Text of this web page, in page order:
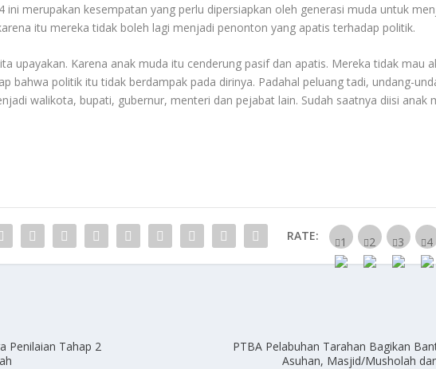
ini merupakan kesempatan yang perlu dipersiapkan oleh generasi muda untuk
itu mereka tidak boleh lagi menjadi penonton yang apatis terhadap politik.
upayakan. Karena anak muda itu cenderung pasif dan apatis. Mereka tidak mau
bahwa politik itu tidak berdampak pada dirinya. Padahal peluang tadi, undang-
walikota, bupati, gubernur, menteri dan pejabat lain. Sudah saatnya diisi anak
RATE:
Penilaian Tahap 2
PTBA Pelabuhan Tarahan Bagikan
Asuhan, Masjid/Musholah